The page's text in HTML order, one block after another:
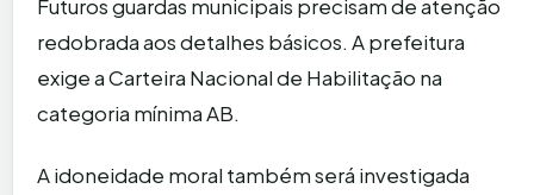
Futuros guardas municipais precisam de atenção
redobrada aos detalhes básicos. A prefeitura
exige a Carteira Nacional de Habilitação na
categoria mínima AB.
A idoneidade moral também será investigada